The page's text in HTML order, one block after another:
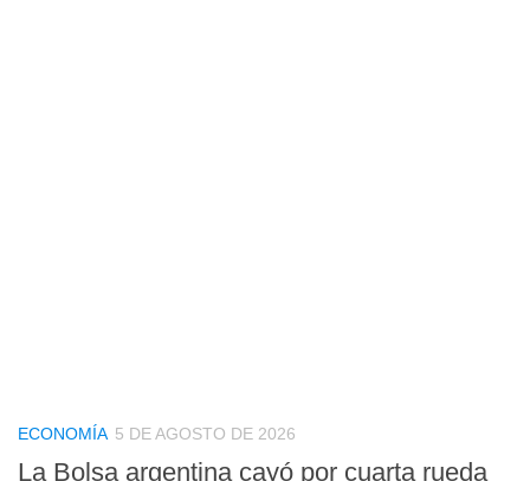
ECONOMÍA 5 DE AGOSTO DE 2026
La Bolsa argentina cayó por cuarta rueda